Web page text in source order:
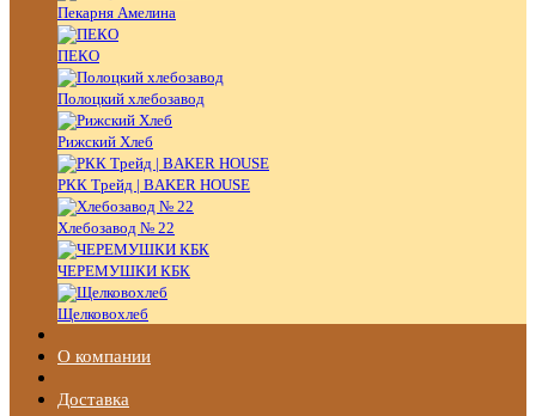
Пекарня Амелина
ПЕКО
Полоцкий хлебозавод
Рижский Хлеб
РКК Трейд | BAKER HOUSE
Хлебозавод № 22
ЧЕРЕМУШКИ КБК
Щелковохлеб
О компании
Доставка